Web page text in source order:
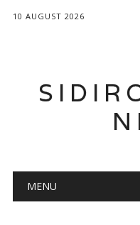
10 AUGUST 2026
Main menu
MENU